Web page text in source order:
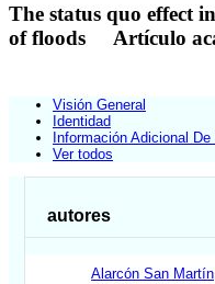
The status quo effect
of floods
Artículo
Visión General
Identidad
Información Adicional
Ver todos
autores
Alarcón San